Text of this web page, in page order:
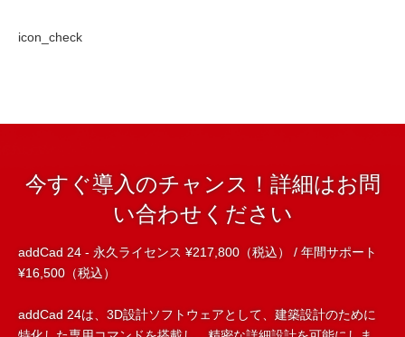
icon_check
今すぐ導入のチャンス！詳細はお問
い合わせください
addCad 24 - 永久ライセンス ¥217,800（税込） / 年間サポート
¥16,500（税込）
addCad 24は、3D設計ソフトウェアとして、建築設計のために